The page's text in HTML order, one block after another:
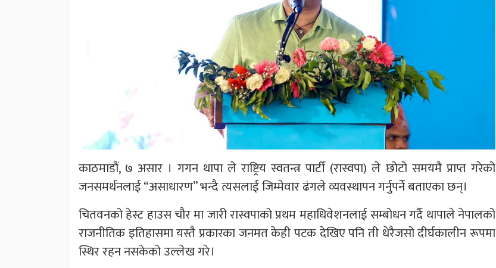
काठमाडौं, ७ असार । गगन थापा ले राष्ट्रिय स्वतन्त्र पार्टी (रास्वपा) ले छोटो समयमै प्राप्त गरेको
जनसमर्थनलाई “असाधारण” भन्दै त्यसलाई जिम्मेवार ढंगले व्यवस्थापन गर्नुपर्ने बताएका छन्।
चितवनको हेस्ट हाउस चौर मा जारी रास्वपाको प्रथम महाधिवेशनलाई सम्बोधन गर्दै थापाले नेपालको
राजनीतिक इतिहासमा यस्तै प्रकारका जनमत केही पटक देखिए पनि ती धेरैजसो दीर्घकालीन रूपमा
स्थिर रहन नसकेको उल्लेख गरे।